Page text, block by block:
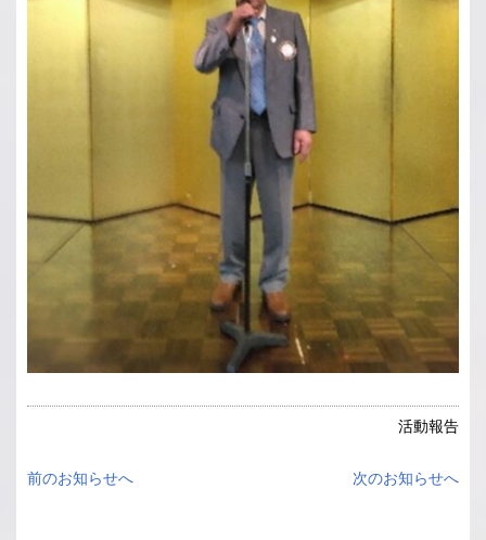
活動報告
前のお知らせへ 次のお知らせへ